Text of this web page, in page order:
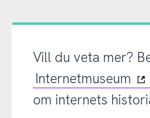
Vill du veta mer?
Internetmuseum
om internets